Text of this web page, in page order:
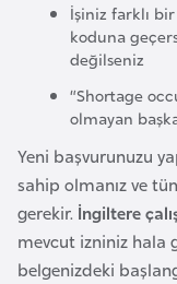
İşiniz farklı
koduna
değilseniz
“Shortage
olmayan
Yeni başvurunuzu
sahip olmanız ve
gerekir. İngiltere
mevcut izniniz hala
belgenizdeki
Ç
i
n